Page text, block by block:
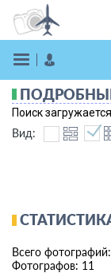
Поиск
Вид:
Всего
Фотографов: 11